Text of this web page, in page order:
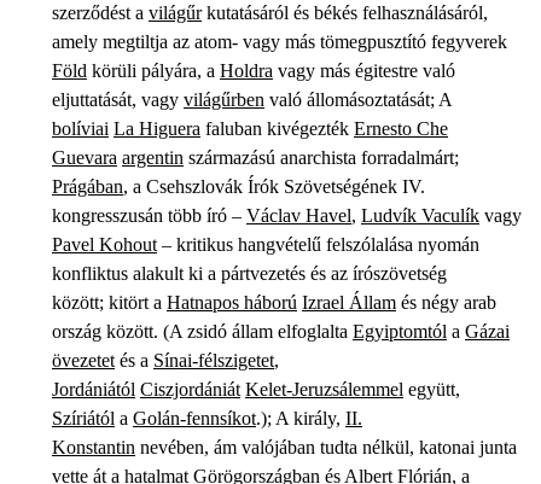
szerződést a világűrkutatásáról és békés felhasználásáról,
amely megtiltja az atom- vagy más tömegpusztító fegyverek
Föld körüli pályára, a Holdra vagy más égitestre való
eljuttatását, vagy világűrben való állomásoztatását; A
bolíviai La Higuera faluban kivégezték Ernesto Che
Guevara argentin származású anarchista forradalmárt;
Prágában, a Csehszlovák Írók Szövetségének IV.
kongresszusán több író – Václav Havel, Ludvík Vaculík vagy
Pavel Kohout – kritikus hangvételű felszólalása nyomán
konfliktus alakult ki a pártvezetés és az írószövetség
között; kitört a Hatnapos háború Izrael Állam és négy arab
ország között. (A zsidó állam elfoglalta Egyiptomtól a Gázai
övezetet és a Sínai-félszigetet,
Jordániától Ciszjordániát Kelet-Jeruzsálemmel együtt,
Szíriától a Golán-fennsíkot.); A király, II.
Konstantin nevében, ám valójában tudta nélkül, katonai junta
vette át a hatalmat Görögországban és Albert Flórián, a